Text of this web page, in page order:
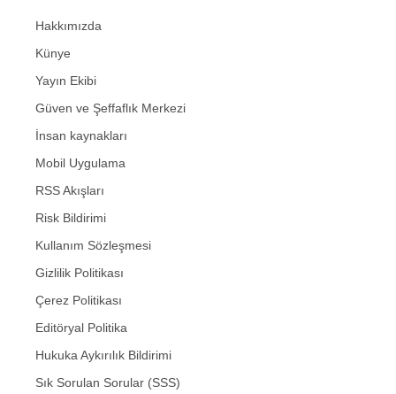
Hakkımızda
Künye
Yayın Ekibi
Güven ve Şeffaflık Merkezi
İnsan kaynakları
Mobil Uygulama
RSS Akışları
Risk Bildirimi
Kullanım Sözleşmesi
Gizlilik Politikası
Çerez Politikası
Editöryal Politika
Hukuka Aykırılık Bildirimi
Sık Sorulan Sorular (SSS)